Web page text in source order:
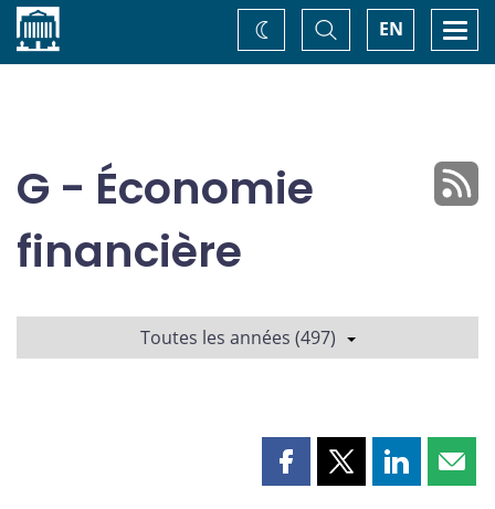
Accueil EN
Basculer
la
recherche
Changez
de
G - Économie
financière
Toutes les années (497)
PartagerPartagerPartager